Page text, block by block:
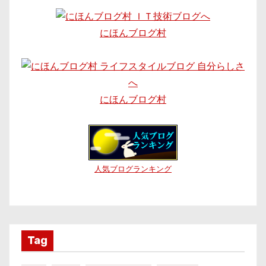
にほんブログ村
にほんブログ村
人気ブログランキング
Tag